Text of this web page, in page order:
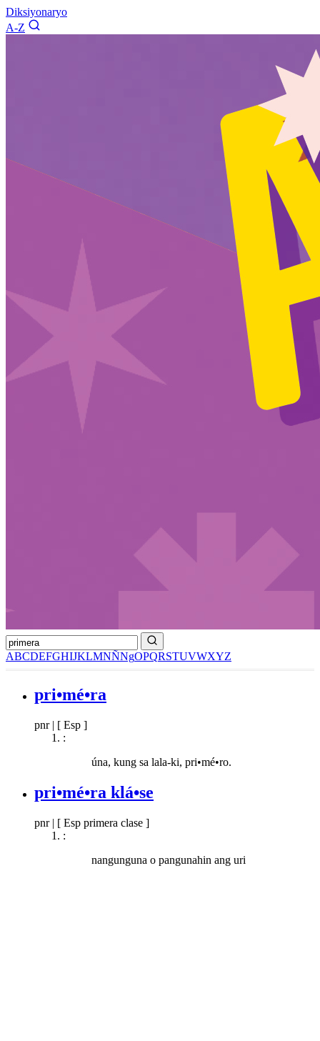
Diksiyonaryo
A-Z
ABCDEFGHIJKLMNÑNgOPQRSTUVWXYZ
pri•mé•ra
pnr | [ Esp ]
:
úna, kung sa lala-ki, pri•mé•ro.
pri•mé•ra klá•se
pnr | [ Esp primera clase ]
:
nangunguna o pangunahin ang uri